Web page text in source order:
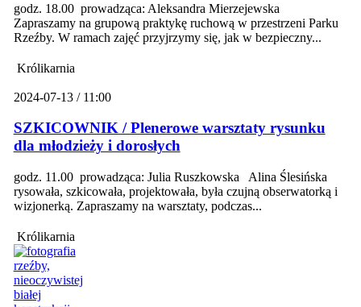
godz. 18.00 prowadząca: Aleksandra Mierzejewska
Zapraszamy na grupową praktykę ruchową w przestrzeni Parku
Rzeźby. W ramach zajęć przyjrzymy się, jak w bezpieczny...
Królikarnia
2024-07-13 / 11:00
SZKICOWNIK / Plenerowe warsztaty rysunku
dla młodzieży i dorosłych
godz. 11.00 prowadząca: Julia Ruszkowska Alina Ślesińska
rysowała, szkicowała, projektowała, była czujną obserwatorką i
wizjonerką. Zapraszamy na warsztaty, podczas...
Królikarnia